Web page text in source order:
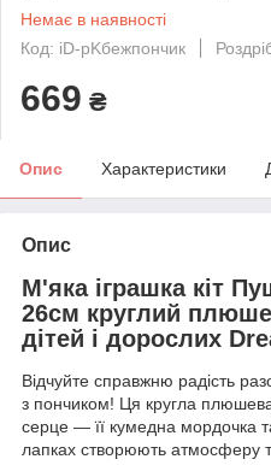
Немає в наявності
Код: iD-pKбежпончик
669 ₴
Опис Характеристики
Опис
М'яка іграшка кіт
26см круглий
дітей і дорослих
Відчуйте справжню радість
з пончиком! Ця кругла
серце — її кумедна мордочка
лапках створюють атмосферу